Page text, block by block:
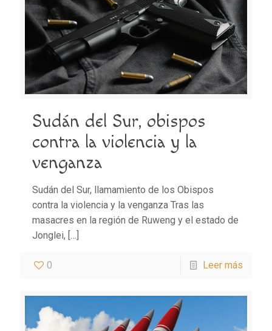
Sudán del Sur, obispos
contra la violencia y la
venganza
Sudán del Sur, llamamiento de los Obispos
contra la violencia y la venganza Tras las
masacres en la región de Ruweng y el estado de
Jonglei, […]
0 Leer más